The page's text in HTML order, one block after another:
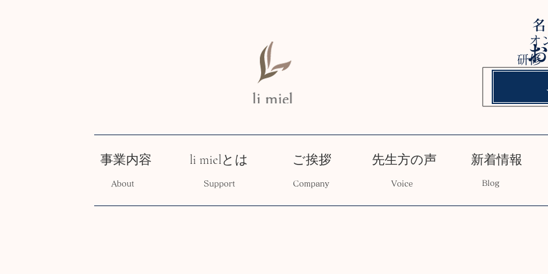
オ
研修
事業内容 li mielとは ご挨拶 先生方の声 新着情報
About Support Company Voice Blog